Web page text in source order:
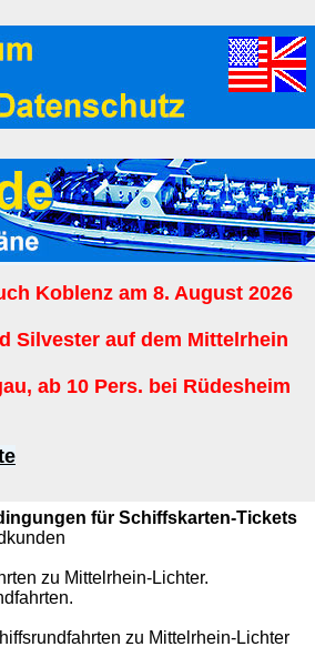
Koblenz am 8. August 2026
Silvester auf dem Mittelrhein
ab 10 Pers. bei Rüdesheim
für Schiffskarten-Tickets
zu Mittelrhein-Lichter.
zu Mittelrhein-Lichter